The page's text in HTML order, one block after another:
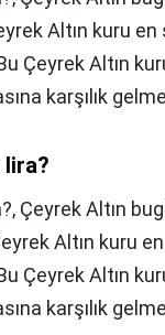
Altın kuru
Çeyrek Altın
karşılık
lira?
Çeyrek Altın
Altın kuru
Çeyrek Altın
karşılık